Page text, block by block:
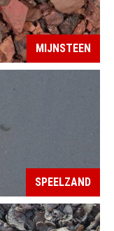
MIJNSTEEN
SPEELZAND